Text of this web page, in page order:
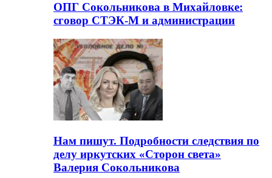
ОПГ Сокольникова в Михайловке:
сговор СТЭК-М и администрации
Нам пишут. Подробности следствия по
делу иркутских «Сторон света»
Валерия Сокольникова